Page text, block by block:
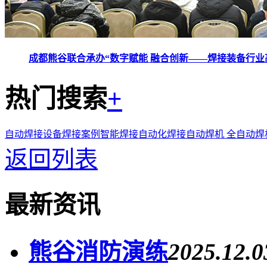
成都熊谷联合承办“数字赋能 融合创新——焊接装备行业
热门搜索+
自动焊接设备焊接案例 智能焊接自动化焊接自动焊机 全自动
返回列表
最新资讯
熊谷消防演练